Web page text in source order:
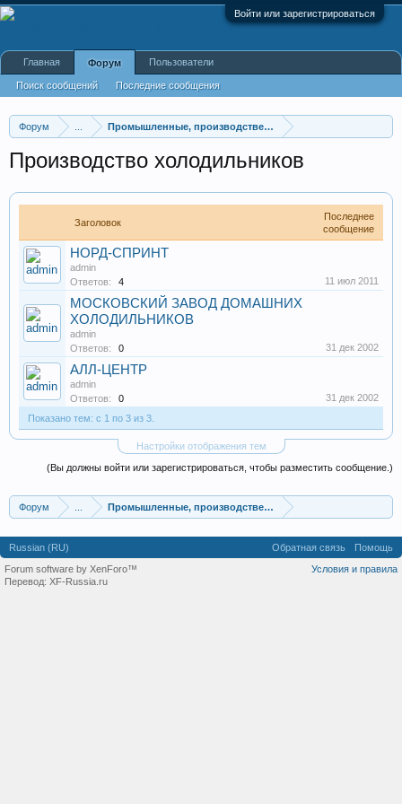
Войти или зарегистрироваться
Форум Промышленные, производственные и перерабатывающие
Производство холодильников
Заголовок
Последнее
сообщение
НОРД-СПРИНТ
admin
Ответов:
4 11 июл 2011
МОСКОВСКИЙ ЗАВОД ДОМАШНИХ
ХОЛОДИЛЬНИКОВ
admin
Ответов:
0 31 дек 2002
АЛЛ-ЦЕНТР
admin
Ответов:
0
31 дек 2002
Показано тем: с 1 по 3 из 3.
Настройки отображения тем
(Вы должны войти или зарегистрироваться, чтобы разместить сообщение.)
Форум Промышленные, производственные и перерабатывающие
Главная Форум
Поиск сообщений Последние сообщения
Пользователи
Russian (RU) Обратная связь
Помощь
Условия и правила
Forum software by XenForo™
Перевод: XF-Russia.ru